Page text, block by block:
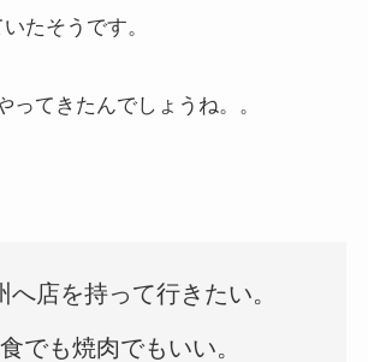
たそうです。
ってきたんでしょうね。。
へ店を持って行きたい。
でも焼肉でもいい。